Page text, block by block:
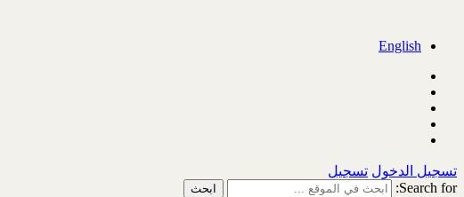
English
تسجيل الدخول تسجيل
Search for: